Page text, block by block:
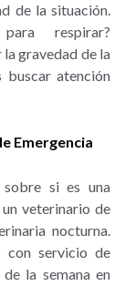
de la situación.
respirar?
gravedad de la
buscar atención
Emergencia
si es una
veterinario de
nocturna.
con servicio de
la semana en